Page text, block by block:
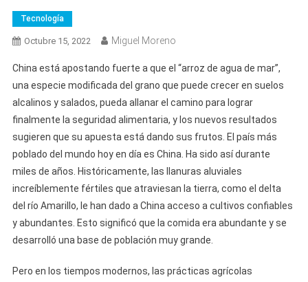
Tecnología
Octubre 15, 2022 Miguel Moreno
China está apostando fuerte a que el “arroz de agua de mar”,
una especie modificada del grano que puede crecer en suelos
alcalinos y salados, pueda allanar el camino para lograr
finalmente la seguridad alimentaria, y los nuevos resultados
sugieren que su apuesta está dando sus frutos. El país más
poblado del mundo hoy en día es China. Ha sido así durante
miles de años. Históricamente, las llanuras aluviales
increíblemente fértiles que atraviesan la tierra, como el delta
del río Amarillo, le han dado a China acceso a cultivos confiables
y abundantes. Esto significó que la comida era abundante y se
desarrolló una base de población muy grande.
Pero en los tiempos modernos, las prácticas agrícolas